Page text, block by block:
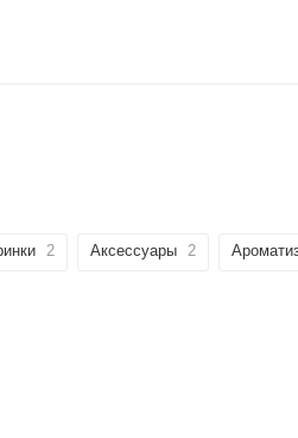
2 Аксессуары 2